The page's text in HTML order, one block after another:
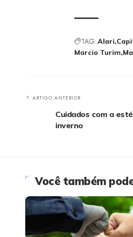
TAG: Alari
Marcio Turim
ARTIGO ANTERIOR
Cuidados com a
inverno
Você também